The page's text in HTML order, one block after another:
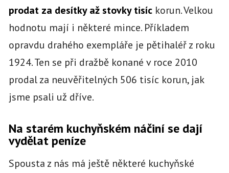
prodat za desítky až stovky tisíckorun. Velkou
hodnotu mají i některé mince. Příkladem
opravdu drahého exempláře je pětihaléř z roku
1924. Ten se při dražbě konané v roce 2010
prodal za neuvěřitelných 506 tisíc korun, jak
jsme psali už dříve.
Na starém kuchyňském náčiní se dají
vydělat peníze
Spousta z nás má ještě některé kuchyňské